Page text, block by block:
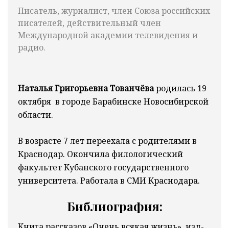
Писатель, журналист, член Союза российских
писателей, действительный член
Международной академии телевидения и
радио.
Наталья Григорьевна Тованчёвародилась 19
октября в городе Барабинске Новосибирской
области.
В возрасте 7 лет переехала с родителями в
Краснодар. Окончила филологический
факультет Кубанского государственного
университета. Работала в СМИ Краснодара.
Библиография: